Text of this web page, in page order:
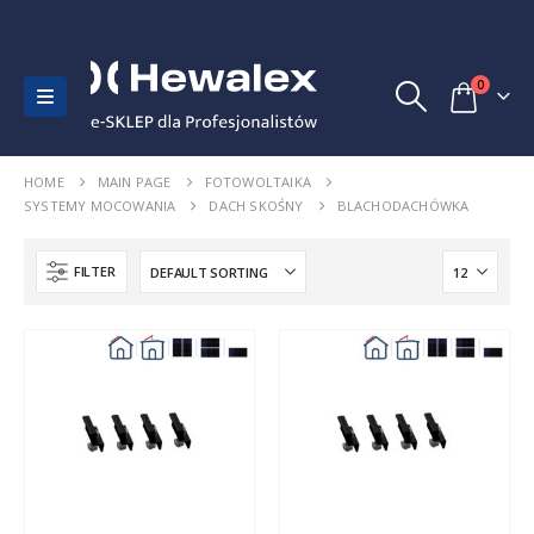
0
HOME MAIN PAGE
FOTOWOLTAIKA
SYSTEMY MOCOWANIA
DACH SKOŚNY BLACHODACHÓWKA
FILTER